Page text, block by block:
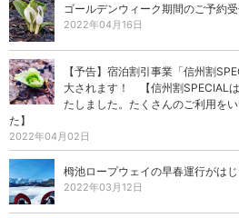
ゴールデンウィーク期間のご予約受
2022年04月16日
【予告】宿泊割引事業「信州割
大されます！ 【信州割SPECIAL
たしました。たくさんのご利用を
た】
2022年04月02日
栂池ロープウェイの早春運行がはじ
2022年03月12日